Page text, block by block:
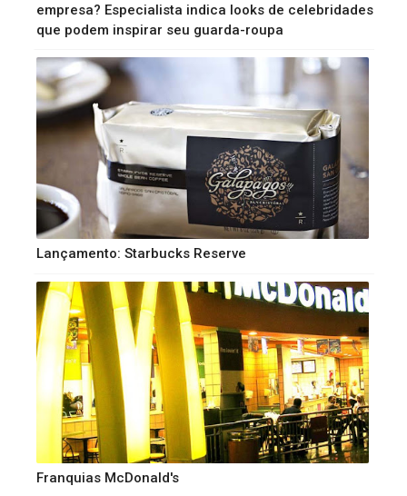
empresa? Especialista indica looks de celebridades
que podem inspirar seu guarda-roupa
Lançamento: Starbucks Reserve
Franquias McDonald's